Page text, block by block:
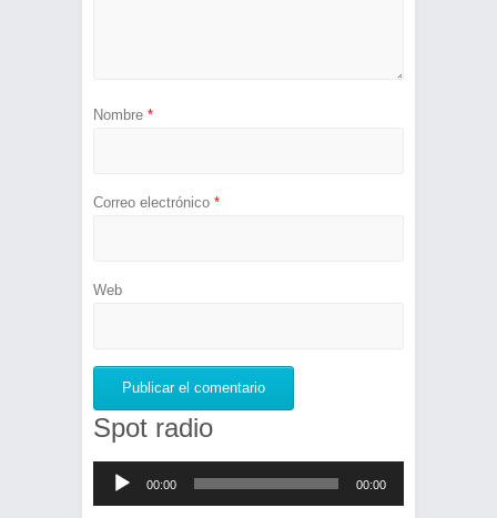
Nombre *
Correo electrónico *
Web
Spot radio
Reproductor
00:00 00:00